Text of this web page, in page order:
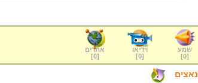
שמע
[
0
]
וידיאו
[
0
]
אתרים
[
0
]